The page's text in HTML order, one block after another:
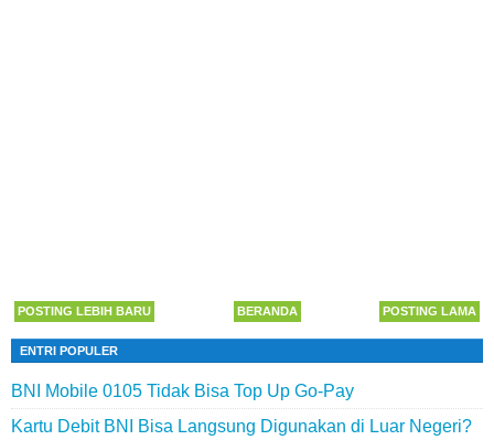
POSTING LEBIH BARU POSTING LAMA
BERANDA
ENTRI POPULER
BNI Mobile 0105 Tidak Bisa Top Up Go-Pay
Kartu Debit BNI Bisa Langsung Digunakan di Luar Negeri?